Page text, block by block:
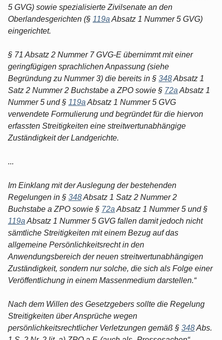
5 GVG) sowie spezialisierte Zivilsenate an den
Oberlandesgerichten (§ 119a Absatz 1 Nummer 5 GVG)
eingerichtet.
§ 71 Absatz 2 Nummer 7 GVG-E übernimmt mit einer
geringfügigen sprachlichen Anpassung (siehe
Begründung zu Nummer 3) die bereits in § 348Absatz 1
Satz 2 Nummer 2 Buchstabe a ZPO sowie § 72a Absatz 1
Nummer 5 und § 119a Absatz 1 Nummer 5 GVG
verwendete Formulierung und begründet für die hiervon
erfassten Streitigkeiten eine streitwertunabhängige
Zuständigkeit der Landgerichte.
...
Im Einklang mit der Auslegung der bestehenden
Regelungen in § 348Absatz 1 Satz 2 Nummer 2
Buchstabe a ZPO sowie § 72a Absatz 1 Nummer 5 und §
119a Absatz 1 Nummer 5 GVG fallen damit jedoch nicht
sämtliche Streitigkeiten mit einem Bezug auf das
allgemeine Persönlichkeitsrecht in den
Anwendungsbereich der neuen streitwertunabhängigen
Zuständigkeit, sondern nur solche, die sich als Folge einer
Veröffentlichung in einem Massenmedium darstellen.“
Nach dem Willen des Gesetzgebers sollte die Regelung
Streitigkeiten über Ansprüche wegen
persönlichkeitsrechtlicher Verletzungen gemäß § 348Abs.